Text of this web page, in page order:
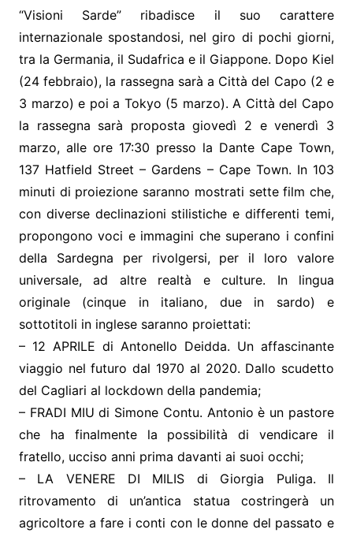
“Visioni Sarde” ribadisce il suo carattere
internazionale spostandosi, nel giro di pochi giorni,
tra la Germania, il Sudafrica e il Giappone. Dopo Kiel
(24 febbraio), la rassegna sarà a Città del Capo (2 e
3 marzo) e poi a Tokyo (5 marzo). A Città del Capo
la rassegna sarà proposta giovedì 2 e venerdì 3
marzo, alle ore 17:30 presso la Dante Cape Town,
137 Hatfield Street – Gardens – Cape Town. In 103
minuti di proiezione saranno mostrati sette film che,
con diverse declinazioni stilistiche e differenti temi,
propongono voci e immagini che superano i confini
della Sardegna per rivolgersi, per il loro valore
universale, ad altre realtà e culture. In lingua
originale (cinque in italiano, due in sardo) e
sottotitoli in inglese saranno proiettati:
– 12 APRILE di Antonello Deidda. Un affascinante
viaggio nel futuro dal 1970 al 2020. Dallo scudetto
del Cagliari al lockdown della pandemia;
– FRADI MIU di Simone Contu. Antonio è un pastore
che ha finalmente la possibilità di vendicare il
fratello, ucciso anni prima davanti ai suoi occhi;
– LA VENERE DI MILIS di Giorgia Puliga. Il
ritrovamento di un’antica statua costringerà un
agricoltore a fare i conti con le donne del passato e